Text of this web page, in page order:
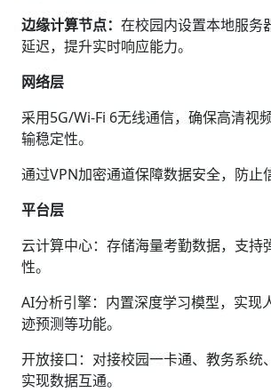
边缘计算节点‌： 在校园内设置本地服务
延迟，提升实时响应能力。
网络层‌
采用5G/Wi-Fi 6无线通信，确保高清视
输稳定性。
通过VPN加密通道保障数据安全，防止
平台层‌
云计算中心‌：存储海量考勤数据，支持
性。
AI分析引擎‌：内置深度学习模型，实现
迹预测等功能。
开放接口‌：对接校园一卡通、教务系统
实现数据互通。